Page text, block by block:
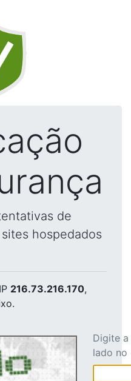
de
hospedados
216.73.216.170,
Digite
lado no